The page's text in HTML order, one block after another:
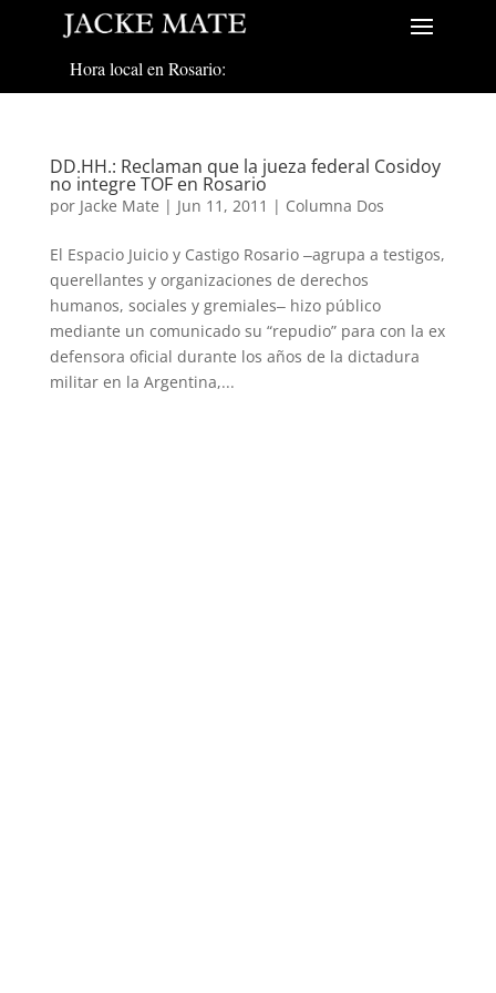
Hora local en Rosario:
DD.HH.: Reclaman que la jueza federal Cosidoy
no integre TOF en Rosario
por Jacke Mate | Jun 11, 2011 | Columna Dos
El Espacio Juicio y Castigo Rosario ‒agrupa a testigos,
querellantes y organizaciones de derechos
humanos, sociales y gremiales‒ hizo público
mediante un comunicado su “repudio” para con la ex
defensora oficial durante los años de la dictadura
militar en la Argentina,...